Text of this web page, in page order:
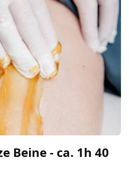
Beine - ca. 1h 40